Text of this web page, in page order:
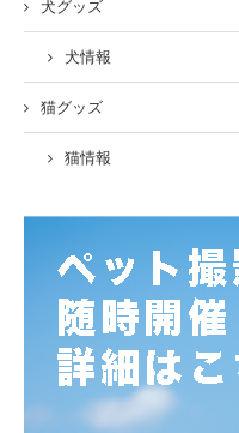
犬グッズ
犬情報
猫グッズ
猫情報